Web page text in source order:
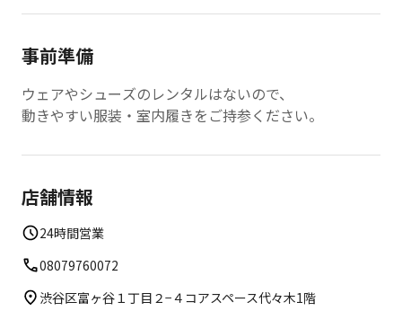
事前準備
ウェアやシューズのレンタルはないので、
動きやすい服装・室内履きをご持参ください。
店舗情報
24時間営業
08079760072
渋谷区富ヶ谷１丁目２−４コアスペース代々木1階